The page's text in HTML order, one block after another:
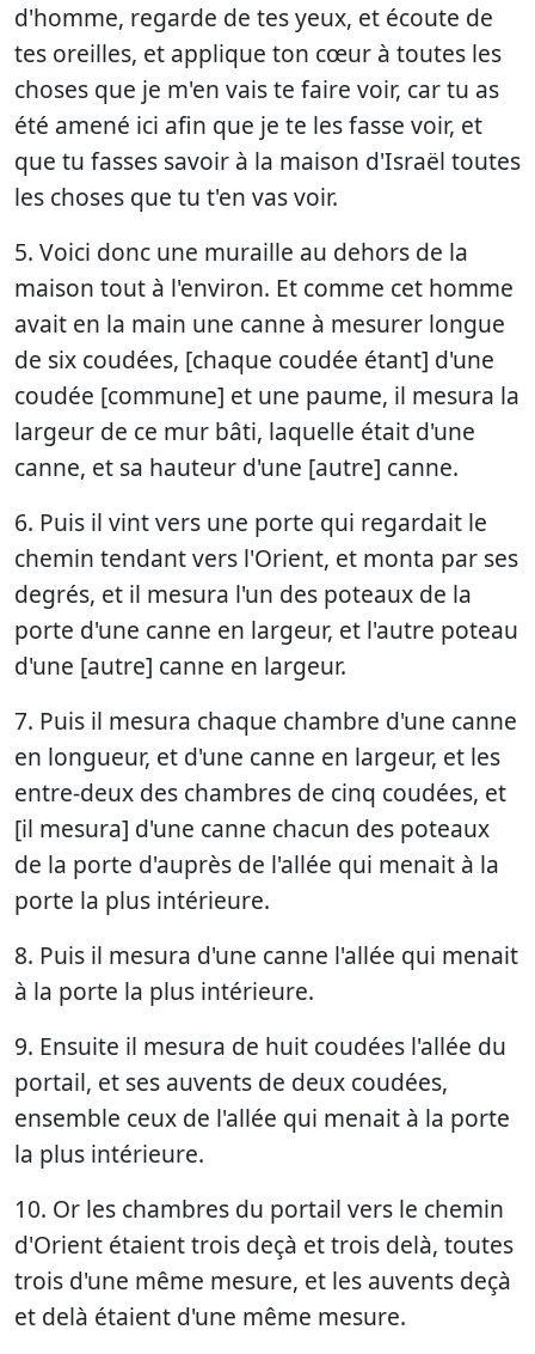
d'homme, regarde de tes yeux, et écoute de
tes oreilles, et applique ton cœur à toutes les
choses que je m'en vais te faire voir, car tu as
été amené ici afin que je te les fasse voir, et
que tu fasses savoir à la maison d'Israël toutes
les choses que tu t'en vas voir.
5. Voici donc une muraille au dehors de la
maison tout à l'environ. Et comme cet homme
avait en la main une canne à mesurer longue
de six coudées, [chaque coudée étant] d'une
coudée [commune] et une paume, il mesura la
largeur de ce mur bâti, laquelle était d'une
canne, et sa hauteur d'une [autre] canne.
6. Puis il vint vers une porte qui regardait le
chemin tendant vers l'Orient, et monta par ses
degrés, et il mesura l'un des poteaux de la
porte d'une canne en largeur, et l'autre poteau
d'une [autre] canne en largeur.
7. Puis il mesura chaque chambre d'une canne
en longueur, et d'une canne en largeur, et les
entre-deux des chambres de cinq coudées, et
[il mesura] d'une canne chacun des poteaux
de la porte d'auprès de l'allée qui menait à la
porte la plus intérieure.
8. Puis il mesura d'une canne l'allée qui menait
à la porte la plus intérieure.
9. Ensuite il mesura de huit coudées l'allée du
portail, et ses auvents de deux coudées,
ensemble ceux de l'allée qui menait à la porte
la plus intérieure.
10. Or les chambres du portail vers le chemin
d'Orient étaient trois deçà et trois delà, toutes
trois d'une même mesure, et les auvents deçà
et delà étaient d'une même mesure.